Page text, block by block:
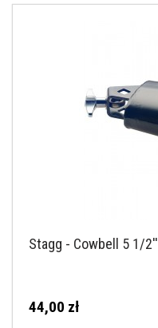
Stagg - Cowbell 5 1/2''
44,00 zł